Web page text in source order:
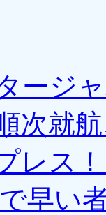
ージ
次就
レス
早い